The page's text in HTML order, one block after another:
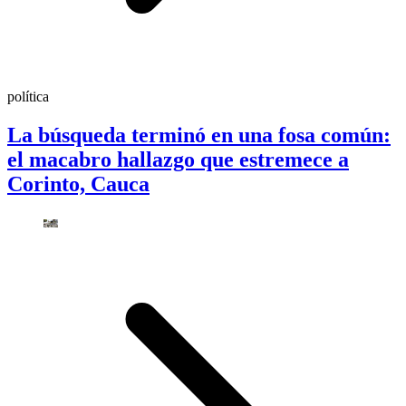
política
La búsqueda terminó en una fosa común:
el macabro hallazgo que estremece a
Corinto, Cauca